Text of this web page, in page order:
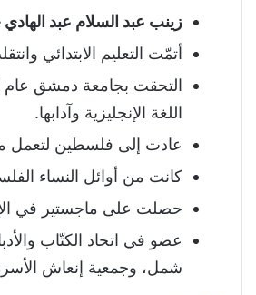
نوعية النص
بناء فرضية القراءة
القراءة التوجيهية
الإيضاح اللغوي
المضمون العام للنص
القراءة التحليلية للنص
المستوى الدالي
حقل الوحشية
حقل الاستنكار
زينب عبد السلام عبد
أتمّت التعليم الابتدائي
اللغة الإنجليزية وآدابها.
عادت إلى فلسطين لتعمل
كانت من أوائل النساء
حصلت على ماجستير في
عضو في اتحاد الكتّاب
شمل، وجمعية إنعاش